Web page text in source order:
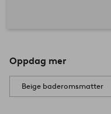
Oppdag mer
Beige baderomsmatter